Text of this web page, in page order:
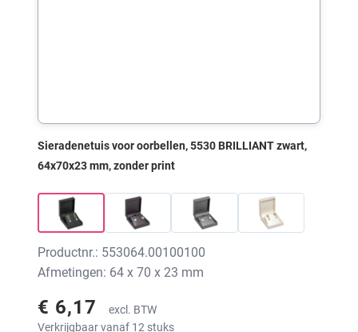
Sieradenetuis voor oorbellen, 5530 BRILLIANT zwart,
64x70x23 mm, zonder print
Productnr.: 553064.00100100
Afmetingen: 64 x 70 x 23 mm
€ 6,17
excl. BTW
Verkrijgbaar vanaf 12 stuks